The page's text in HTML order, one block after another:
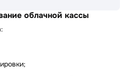
облачной кассы